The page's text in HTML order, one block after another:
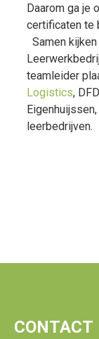
Daarom ga je
certificaten te
Samen
teamleider
Logistics,
Eigenhuijssen,
leerbedrijven.
CONTACT